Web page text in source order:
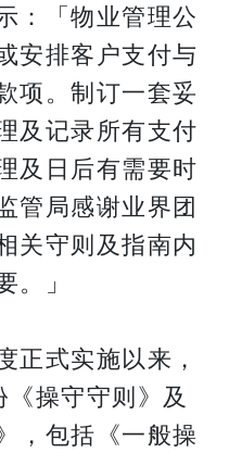
：「物业管理公
安排客户支付与
项。制订一套妥
及记录所有支付
及日后有需要时
管局感谢业界团
关守则及指南内
。」
正式实施以来，
操守守则》及
，包括《一般操